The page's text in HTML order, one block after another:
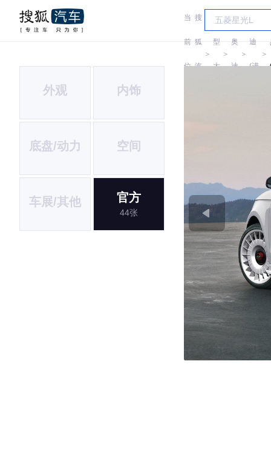
当
前
位
搜
狐
汽
＞
车
型
大
＞
奥
迪
＞
奥
迪
(进
＞
外观 内饰
底盘/动力 空间
车展/其他 官方
44张